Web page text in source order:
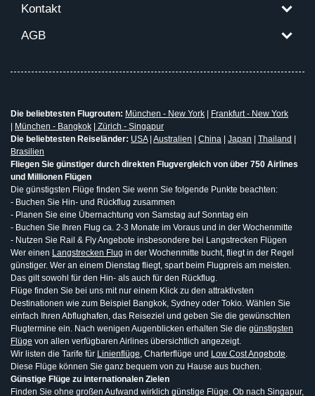
Kontakt
AGB
Die beliebtesten Flugrouten: München - New York
Frankfurt - New York
München - Bangkok
Zürich - Singapur
Die beliebtesten Reiseländer: USA| Australien China Japan Thailand
Brasilien
Fliegen Sie günstiger durch direkten Flugvergleich von über 750 Airlines
und Millionen Flügen
Die günstigsten Flüge finden Sie wenn Sie folgende Punkte beachten:
- Buchen Sie Hin- und Rückflug zusammen
- Planen Sie eine Übernachtung von Samstag auf Sonntag ein
- Buchen Sie Ihren Flug ca. 2-3 Monate im Voraus und in der Wochenmitte
- Nutzen Sie Rail & Fly Angebote insbesondere bei Langstrecken Flügen
Wer einen Langstrecken Flug in der Wochenmitte bucht, fliegt in der Regel
günstiger. Wer an einem Dienstag fliegt, spart beim Flugpreis am meisten.
Das gilt sowohl für den Hin- als auch für den Rückflug.
Flüge finden Sie bei uns mit nur einem Klick zu den attraktivsten
Destinationen wie zum Beispiel Bangkok, Sydney oder Tokio. Wählen Sie
einfach Ihren Abflughafen, das Reiseziel und geben Sie die gewünschten
Flugtermine ein. Nach wenigen Augenblicken erhalten Sie die günstigsten
Flüge von allen verfügbaren Airlines übersichtlich angezeigt.
Wir listen die Tarife für Linienflüge, Charterflüge und Low Cost Angebote.
Diese Flüge können Sie ganz bequem von zu Hause aus buchen.
Günstige Flüge zu internationalen Zielen
Finden Sie ohne großen Aufwand wirklich günstige Flüge. Ob nach Singapur,